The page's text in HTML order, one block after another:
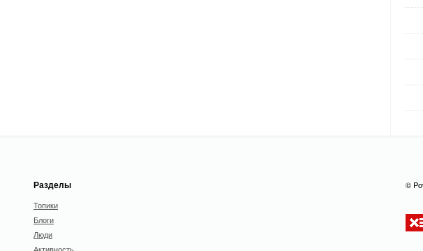
Разделы
Топики
Блоги
Люди
Активность
©